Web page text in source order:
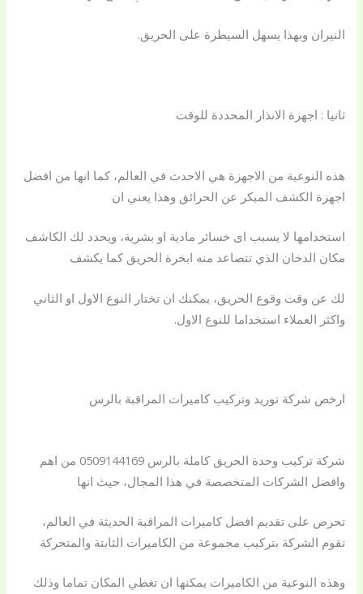
النيران وبهذا يسهل السيطرة على الحريق.
ثانيا : اجهزة الانذار المحددة للوقت
هذه النوعية من الاجهزة هي الاحدث في العالم، كما انها من افضل
اجهزة الكشف المبكر عن الحرائق وهذا يعني ان
استخدامها لا يسبب اى خسائر مادية او بشرية، ويحدد لك الكاشف
مكان الدخان الذي تتصاعد منه ابخرة الحريق كما يكشف
لك عن وقت وقوع الحريق، يمكنك ان تختار النوع الاول او الثاني
واكثر العملاء استخداما للنوع الاول.
ارخص شركة توريد وتركيب كاميرات المراقبة بالرس
شركة تركيب وحدة الحريق كاملة بالرس 0509144169 من اهم
وافضل الشركات المتخصصة في هذا المجال، حيث انها
تحرص على تقديم افضل كاميرات المراقبة الحديثة في العالم،
تقوم الشركة بتركيب مجموعة من الكاميرات الثابتة والمتحركة
وهذه النوعية من الكاميرات يمكنها ان تغطي المكان تماما وذلك